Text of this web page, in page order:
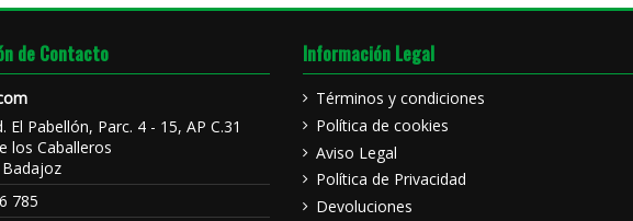
de Contacto
El Pabellón, Parc. 4 - 15, AP C.31
los Caballeros
785
Información Legal
Términos y condiciones
Política de cookies
Aviso Legal
Política de Privacidad
Devoluciones